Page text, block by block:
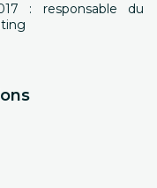
: responsable du